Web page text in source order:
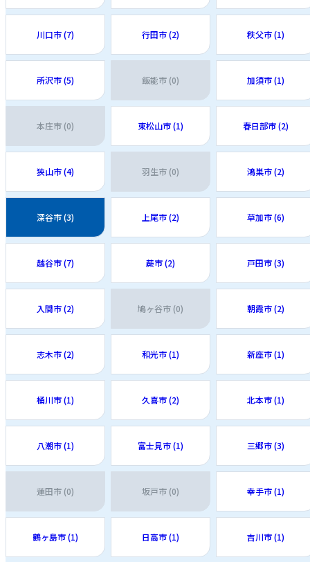
川口市 (7) 行田市 (2) 秩父市 (1)
所沢市 (5) 飯能市 (0) 加須市 (1)
本庄市 (0) 東松山市 (1) 春日部市 (2)
狭山市 (4) 羽生市 (0) 鴻巣市 (2)
深谷市 (3) 上尾市 (2) 草加市 (6)
越谷市 (7) 蕨市 (2) 戸田市 (3)
入間市 (2) 鳩ヶ谷市 (0) 朝霞市 (2)
志木市 (2) 和光市 (1) 新座市 (1)
桶川市 (1) 久喜市 (2) 北本市 (1)
八潮市 (1) 富士見市 (1) 三郷市 (3)
蓮田市 (0) 坂戸市 (0) 幸手市 (1)
鶴ヶ島市 (1) 日高市 (1) 吉川市 (1)